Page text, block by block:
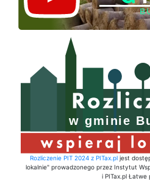
Rozliczenie PIT 2024 z PITax.pljest
lokalnie" prowadzonego przez Instytut
i PITax.pl Łatwe